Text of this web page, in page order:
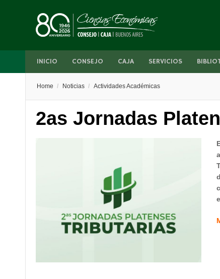
INICIO CONSEJO CAJA SERVICIOS
Home / Noticias / Actividades Académicas
2as Jornadas